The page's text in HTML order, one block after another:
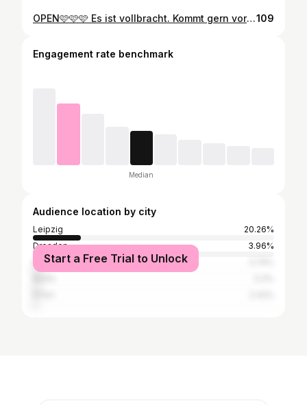
OPEN🩷🩷🩷 Es ist vollbracht. Kommt gern vorbei, lasst Euch beraten & verschönern 🩷🩷🩷 Termine unkompliziert per jameda buchbar #ａｅｓｔｈｅｔｉｃ #binz #sellin #stralsund #rügen #beauty #lips109
Engagement rate benchmark
Median
Audience location by city
Leipzig
20.26%
Dresden
3.96%
Munich
Start a Free Trial to Unlock